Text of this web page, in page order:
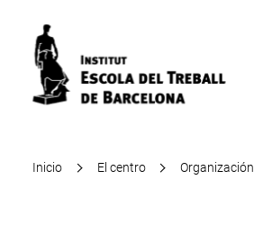
Inicio El centro Organización